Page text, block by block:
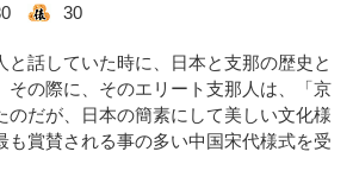
30
と話していた時に、日本と支那の歴史と
その際に、そのエリート支那人は、「京
のだが、日本の簡素にして美しい文化様
も賞賛される事の多い中国宋代様式を受